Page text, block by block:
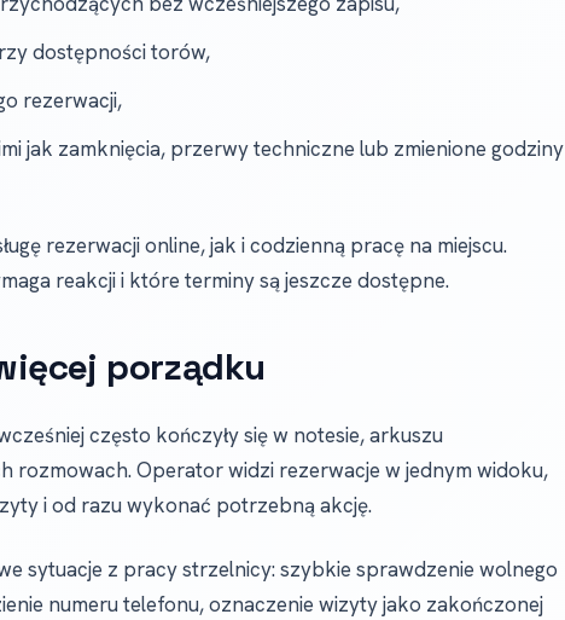
dostępności torów,
rezerwacji,
jak zamknięcia, przerwy techniczne lub zmienione godziny
rezerwacji online, jak i codzienną pracę na miejscu.
reakcji i które terminy są jeszcze dostępne.
porządku
często kończyły się w notesie, arkuszu
rozmowach. Operator widzi rezerwacje w jednym widoku,
i od razu wykonać potrzebną akcję.
sytuacje z pracy strzelnicy: szybkie sprawdzenie wolnego
numeru telefonu, oznaczenie wizyty jako zakończonej